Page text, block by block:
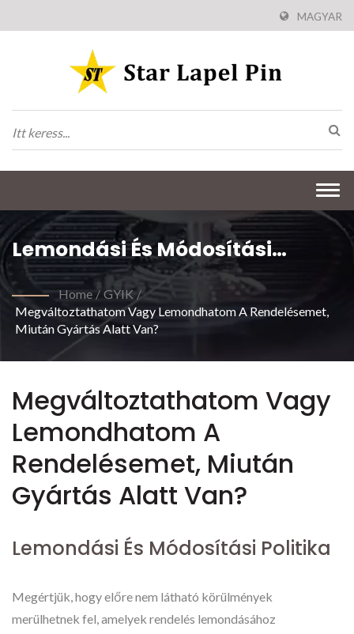
MAGYAR
Lemondási És Módosítási
Politika
Home / GYIK /
Megváltoztathatom Vagy Lemondhatom A Rendelésemet,
Miután Gyártás Alatt Van?
Megváltoztathatom Vagy
Lemondhatom A
Rendelésemet, Miután
Gyártás Alatt Van?
Lemondási És Módosítási Politika
Megértjük, hogy előre nem látható körülmények
merülhetnek fel, amelyek rendelés lemondásához